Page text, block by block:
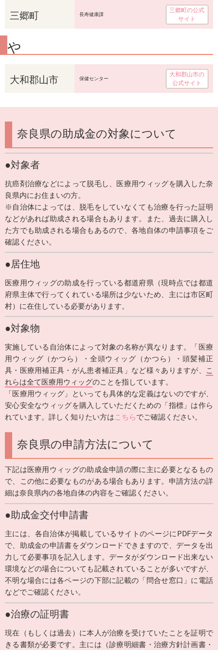
三郷町 長寿健康課
三郷町の公式
サイト
や
大和郡山市 保健センター
大和郡山市の
公式サイト
奈良県の助成金の対象について
●対象者
抗癌剤治療などによって脱毛し、医療用ウィッグを購入した奈
良県内にお住まいの方。
※自治体によっては、脱毛をしていなくても治療を行った証明
などがあれば助成される場合もあります。また、過去に購入し
た方でも助成される場合もあるので、各地自体の申請事項をご
確認ください。
●居住地
医療用ウィッグの助成を行っている都道府県（現時点では都道
府県主体で行ってくれている場所は少ないため、主には市区町
村）に在住している必要があります。
●対象物
実施している自治体によって対象の名称が異なります。「医療
用ウィッグ（かつら）・全頭ウィッグ（かつら）・頭髪補正
具・医療用補正具・がん患者補正具」など様々ありますが、 こ
れらは全て医療用ウィッグのことを指しています。
「医療用ウィッグ」といっても具体的な定義はないのですが、
安心安全なウィッグを購入していただくための「指標」は作ら
れています。詳しく知りたい方はこちらでご確認ください。
奈良県の申請方法について
下記は医療用ウィッグの助成金申請の際に主に必要となるもの
で、この他に必要なものがある場合もあります。申請方法の詳
細は奈良県内の各地自体の内容をご確認ください。
●助成金交付申請書
主には、各自治体が掲載しているサイトのページにPDFデータ
で、助成金の申請書をダウンロードできますので、データを出
力して必要事項を記入します。データがダウンロード出来ない
環境などの場合についても記載されていることが多いですが、
不明な場合には各ページの下部に記載の「問合せ窓口」に電話
などでご確認ください。
●治療の証明書
現在（もしくは過去）に本人が治療を受けていたことを証明で
きる書類が必要です。主には（診療明細書・治療方針計画書・